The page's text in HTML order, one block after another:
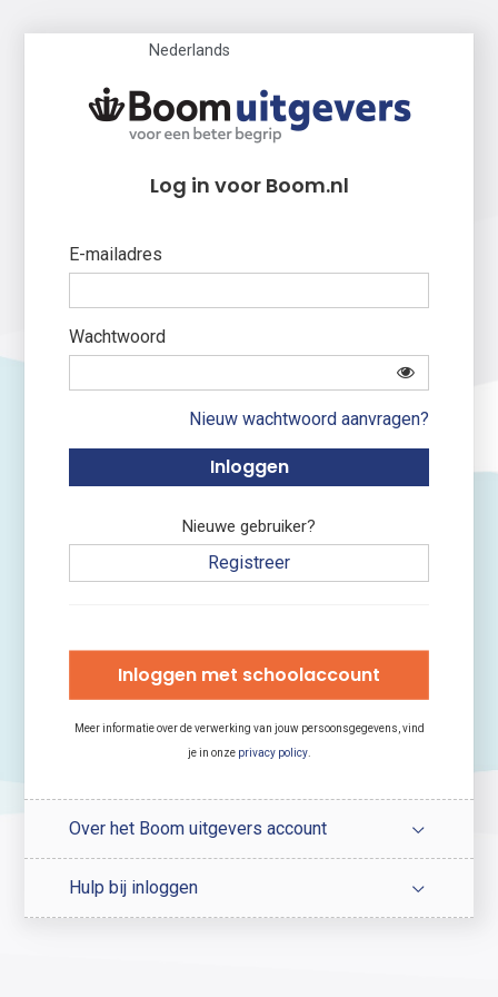
Nederlands
Log in voor Boom.nl
E-mailadres
Wachtwoord
Nieuw wachtwoord aanvragen?
Nieuwe gebruiker?
Registreer
Inloggen met schoolaccount
Meer informatie over de verwerking van jouw persoonsgegevens, vind
je in onze privacy policy.
Over het Boom uitgevers account
Hulp bij inloggen